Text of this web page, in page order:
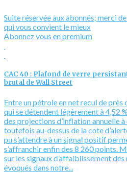
Suite réservée aux abonnés; merci
qui vous convient le mieux
Abonnez vous en premium
CAC 40 : Plafond de verre
brutal de Wall Street
Entre un pétrole en net recul de près
qui se détendent légèrement à 4,52
des projections d’inflation annuelle
toutefois au-dessus de la cote
pu s’attendre à un signal positif
s’affranchir enfin des 8 260 points.
sur les signaux d’affaiblissement
évoqués dans notre...